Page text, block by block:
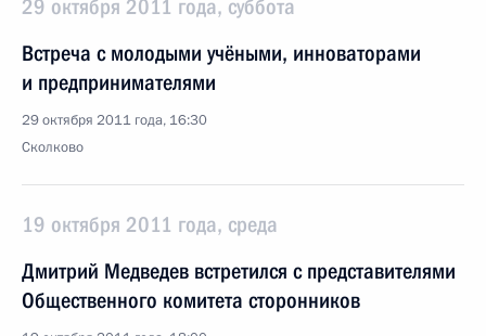
29 октября 2011 года, суббота
Встреча с молодыми учёными, инноваторами
и предпринимателями
29 октября 2011 года, 16:30
Сколково
19 октября 2011 года, среда
Дмитрий Медведев встретился с представителями
Общественного комитета сторонников